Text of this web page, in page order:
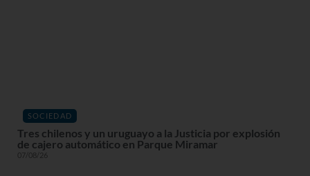
SOCIEDAD
Tres chilenos y un uruguayo a la Justicia por explosión
de cajero automático en Parque Miramar
07/08/26